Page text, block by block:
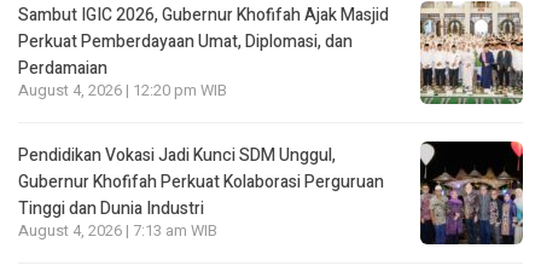
Sambut IGIC 2026, Gubernur Khofifah Ajak Masjid
Perkuat Pemberdayaan Umat, Diplomasi, dan
Perdamaian
August 4, 2026 | 12:20 pm WIB
Pendidikan Vokasi Jadi Kunci SDM Unggul,
Gubernur Khofifah Perkuat Kolaborasi Perguruan
Tinggi dan Dunia Industri
August 4, 2026 | 7:13 am WIB